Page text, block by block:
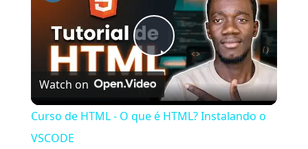
Play
Video
Watch on
Curso de HTML - O que é HTML? Instalando o
VSCODE